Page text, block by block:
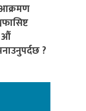
आक्रमण
औं
?